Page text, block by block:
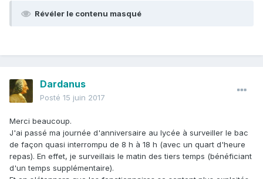
Révéler le contenu masqué
Dardanus
Posté 15 juin 2017
Merci beaucoup.
J'ai passé ma journée d'anniversaire au lycée à surveiller le bac
de façon quasi interrompu de 8 h à 18 h (avec un quart d'heure
repas). En effet, je surveillais le matin des tiers temps (bénéficiant
d'un temps supplémentaire).